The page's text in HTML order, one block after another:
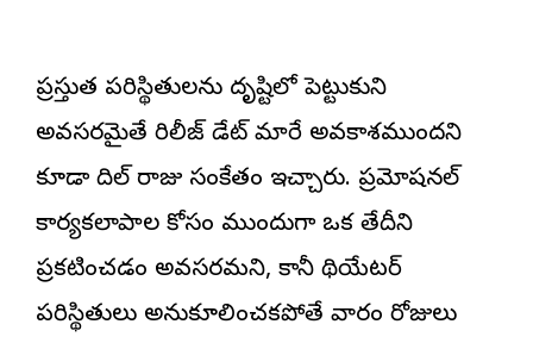
ప్రస్తుత పరిస్థితులను దృష్టిలో పెట్టుకుని
అవసరమైతే రిలీజ్ డేట్ మారే అవకాశముందని
కూడా దిల్ రాజు సంకేతం ఇచ్చారు. ప్రమోషనల్
కార్యకలాపాల కోసం ముందుగా ఒక తేదీని
ప్రకటించడం అవసరమని, కానీ థియేటర్
పరిస్థితులు అనుకూలించకపోతే వారం రోజులు